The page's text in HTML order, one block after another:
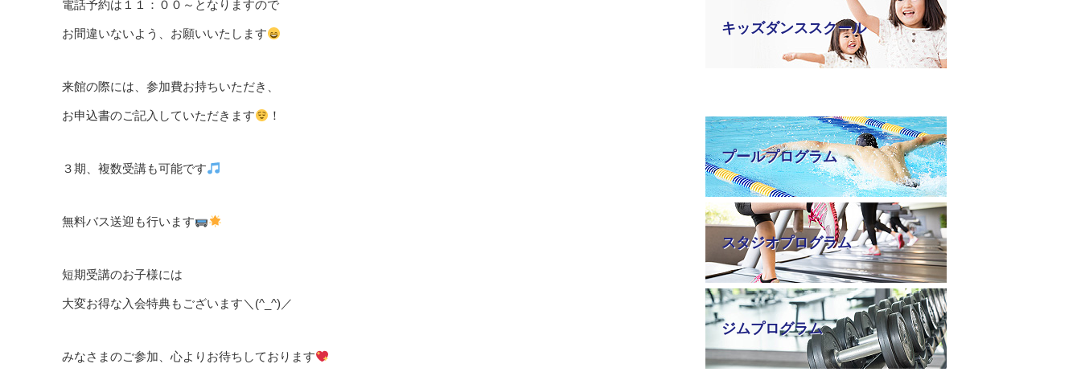
電話予約は１１：００～となりますので
お間違いないよう、お願いいたします
来館の際には、参加費お持ちいただき、
お申込書のご記入していただきます ！
３期、複数受講も可能です
無料バス送迎も行います
短期受講のお子様には
大変お得な入会特典もございます＼(^_^)／
みなさまのご参加、心よりお待ちしております
キッズダンススクール
プールプログラム
スタジオプログラム
ジムプログラム